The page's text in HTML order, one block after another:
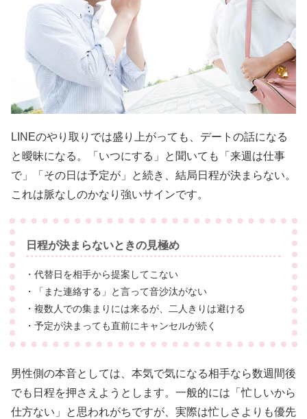
LINEのやり取りでは盛り上がっても、デートの話になる
と曖昧になる。「いつにする」と聞いても「来週は仕事
で」「その日は予定が」と続き、結局日程が決まらない。
これは脈なしのかなり強いサインです。
日程が決まらないときの見極め
・代替日を相手から提案してこない
・「また連絡する」と言って音沙汰がない
・複数人での集まりには来るが、二人きりは避ける
・予定が決まっても直前にキャンセルが続く
男性側の本音としては、本気で気になる相手なら数週間後
でも日程を押さえようとします。一般的には「忙しいから
仕方ない」と思われがちですが、実際は忙しさよりも優先